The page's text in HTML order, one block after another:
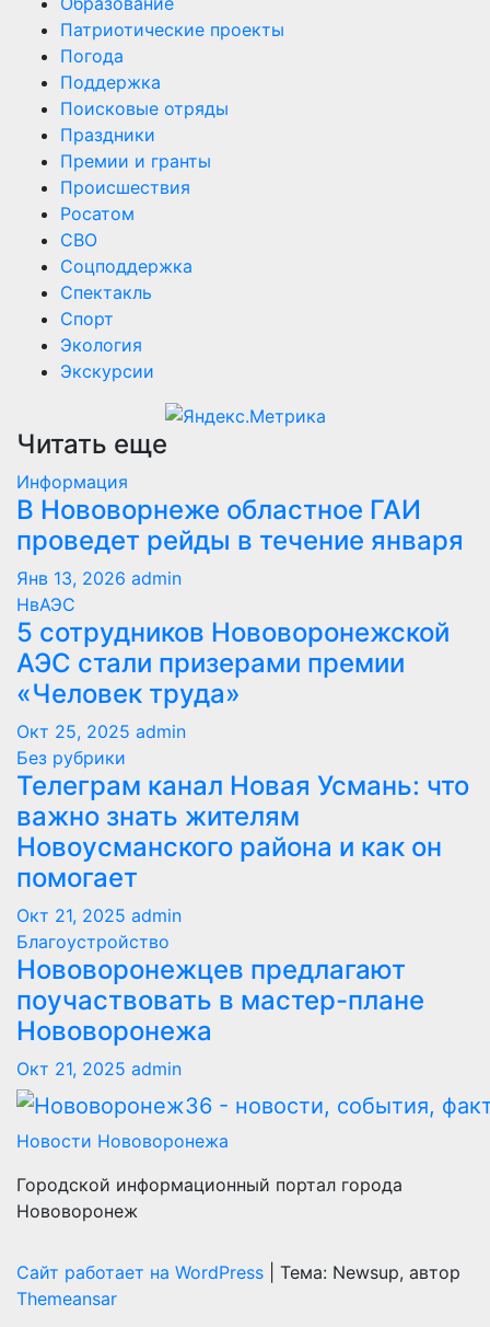
Патриотические проекты
Погода
Поддержка
Поисковые отряды
Праздники
Премии и гранты
Происшествия
Росатом
СВО
Соцподдержка
Спектакль
Спорт
Экология
Экскурсии
Читать еще
Информация
В Нововорнеже областное ГАИ
проведет рейды в течение января
Янв 13, 2026 admin
НвАЭС
5 сотрудников Нововоронежской
АЭС стали призерами премии
«Человек труда»
Окт 25, 2025 admin
Без рубрики
Телеграм канал Новая Усмань: что
важно знать жителям
Новоусманского района и как он
помогает
Окт 21, 2025 admin
Благоустройство
Нововоронежцев предлагают
поучаствовать в мастер-плане
Нововоронежа
Окт 21, 2025 admin
Новости Нововоронежа
Городской информационный портал города
Нововоронеж
Сайт работает на WordPress
Тема: Newsup, автор
Themeansar